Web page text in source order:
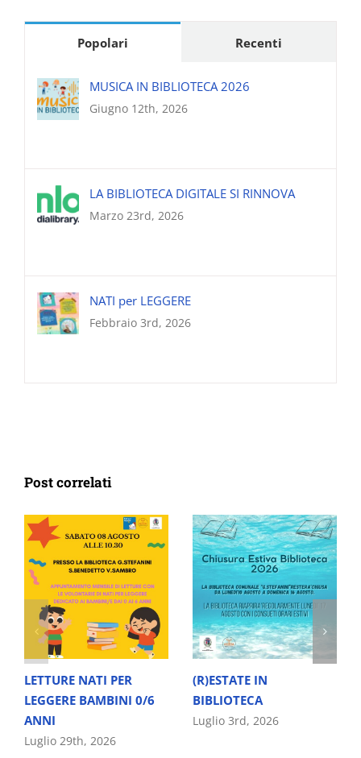
Popolari Recenti
MUSICA IN BIBLIOTECA 2026
Giugno 12th, 2026
LA BIBLIOTECA DIGITALE SI RINNOVA
Marzo 23rd, 2026
NATI per LEGGERE
Febbraio 3rd, 2026
Post correlati
LETTURE NATI PER
LEGGERE BAMBINI 0/6
ANNI
Luglio 29th, 2026
(R)ESTATE IN
BIBLIOTECA
Luglio 3rd, 2026